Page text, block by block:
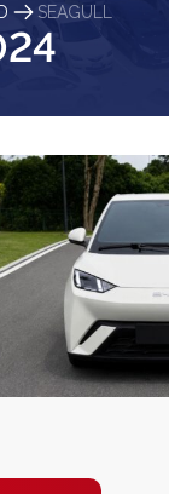
SEAGULL